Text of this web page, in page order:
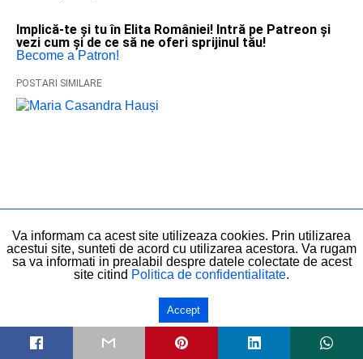
Implică-te și tu în Elita României! Intră pe Patreon și
vezi cum și de ce să ne oferi sprijinul tău!
Become a Patron!
POSTARI SIMILARE
Maria Casandra Hauși, vocea de elită a
doinei românești
Va informam ca acest site utilizeaza cookies. Prin utilizarea
acestui site, sunteti de acord cu utilizarea acestora. Va rugam
sa va informati in prealabil despre datele colectate de acest
site citind Politica de confidentialitate.
Accept